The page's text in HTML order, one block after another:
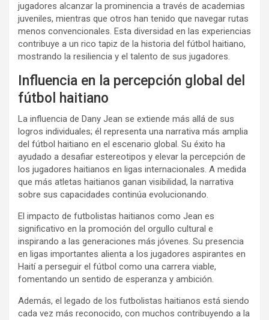
jugadores alcanzar la prominencia a través de academias
juveniles, mientras que otros han tenido que navegar rutas
menos convencionales. Esta diversidad en las experiencias
contribuye a un rico tapiz de la historia del fútbol haitiano,
mostrando la resiliencia y el talento de sus jugadores.
Influencia en la percepción global del
fútbol haitiano
La influencia de Dany Jean se extiende más allá de sus
logros individuales; él representa una narrativa más amplia
del fútbol haitiano en el escenario global. Su éxito ha
ayudado a desafiar estereotipos y elevar la percepción de
los jugadores haitianos en ligas internacionales. A medida
que más atletas haitianos ganan visibilidad, la narrativa
sobre sus capacidades continúa evolucionando.
El impacto de futbolistas haitianos como Jean es
significativo en la promoción del orgullo cultural e
inspirando a las generaciones más jóvenes. Su presencia
en ligas importantes alienta a los jugadores aspirantes en
Haití a perseguir el fútbol como una carrera viable,
fomentando un sentido de esperanza y ambición.
Además, el legado de los futbolistas haitianos está siendo
cada vez más reconocido, con muchos contribuyendo a la